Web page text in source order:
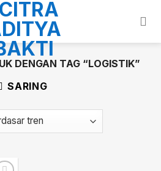
DENGAN TAG “LOGISTIK”
SARING